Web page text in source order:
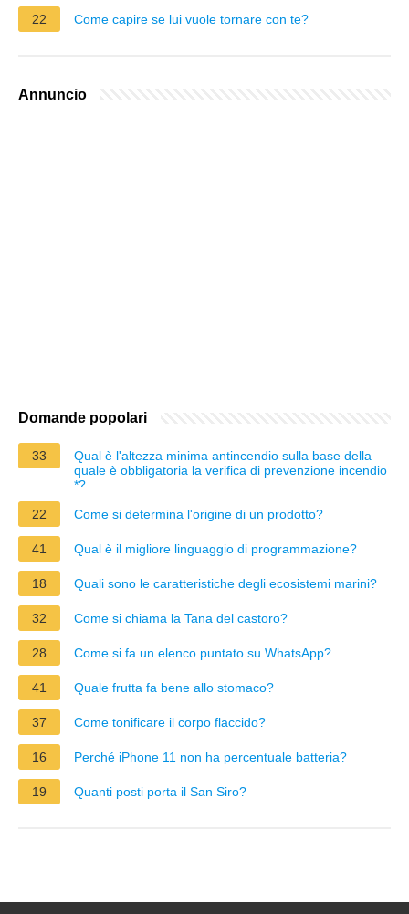
22
Come capire se lui vuole tornare con te?
Annuncio
Domande popolari
33
Qual è l'altezza minima antincendio sulla base della
quale è obbligatoria la verifica di prevenzione incendio
*?
22
Come si determina l'origine di un prodotto?
41 Qual è il migliore linguaggio di programmazione?
18 Quali sono le caratteristiche degli ecosistemi marini?
32 Come si chiama la Tana del castoro?
28 Come si fa un elenco puntato su WhatsApp?
41 Quale frutta fa bene allo stomaco?
37 Come tonificare il corpo flaccido?
16 Perché iPhone 11 non ha percentuale batteria?
19 Quanti posti porta il San Siro?